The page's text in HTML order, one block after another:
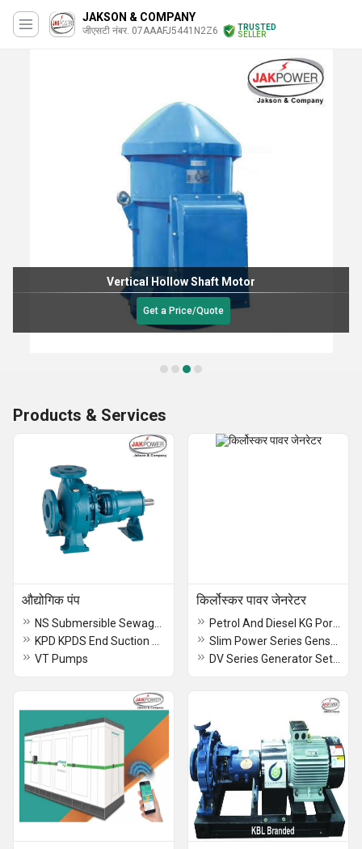
JAKSON & COMPANY
जीएसटी नंबर. 07AAAFJ5441N2Z6
TRUSTED
SELLER
Vertical Hollow Shaft Motor
Get a Price/Quote
Products & Services
औद्योगिक पंप
VT Pumps
किर्लोस्कर पावर जेनरेटर